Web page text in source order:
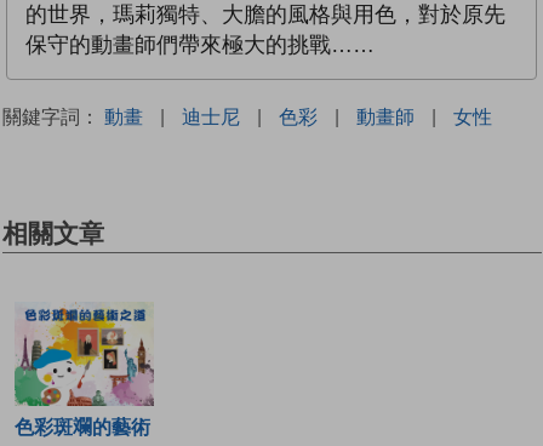
的世界，瑪莉獨特、大膽的風格與用色，對於原先
保守的動畫師們帶來極大的挑戰……
關鍵字詞： 動畫 | 迪士尼 | 色彩 | 動畫師 | 女性
相關文章
色彩斑斕的藝術